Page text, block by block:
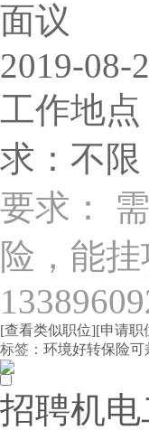
面议
2019-08-
工作地点
求：不限
要求：
险，能
[查看类似职位][申请职
标签： 环境好转保险可
招聘机